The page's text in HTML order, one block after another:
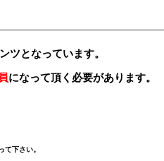
ツとなっています。
になって頂く必要があります。
下さい。